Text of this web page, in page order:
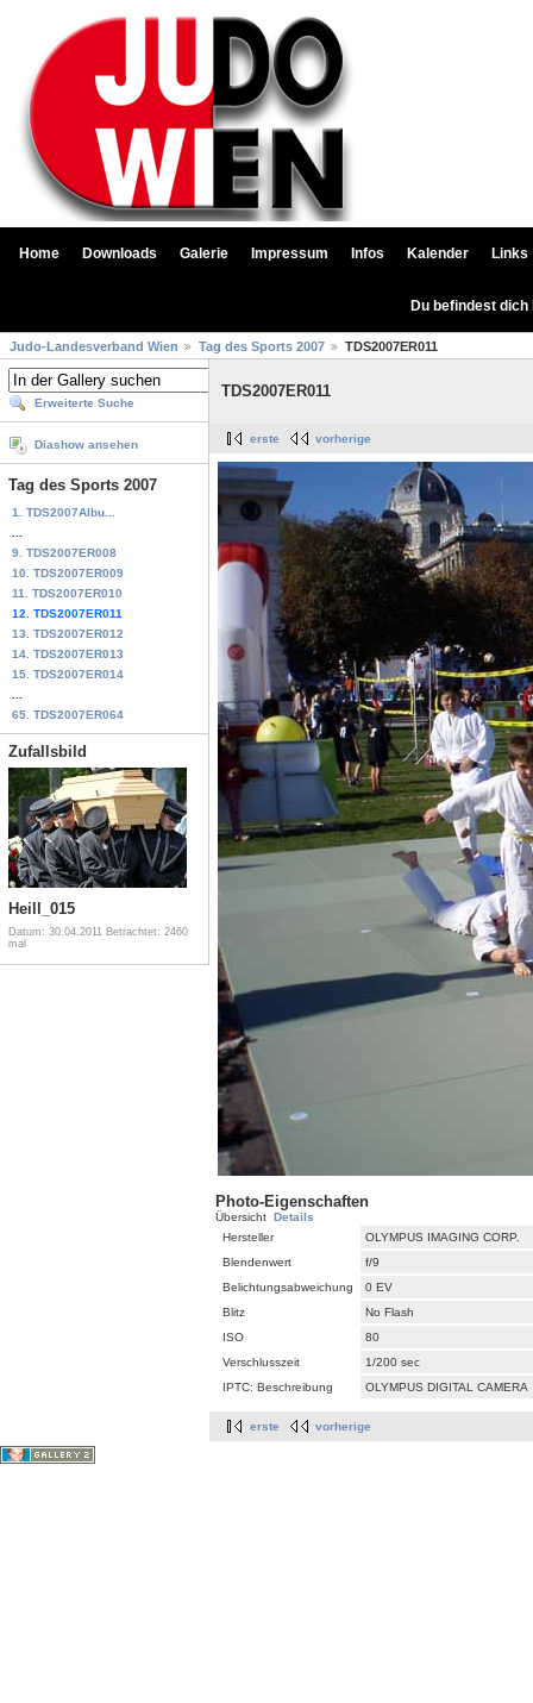
Home Downloads Galerie Impressum Infos Kalender Links
Du befindest
Judo-Landesverband Wien Tag des Sports 2007 TDS2007ER011
Erweiterte Suche
Diashow ansehen
Tag des Sports 2007
1. TDS2007Albu...
9. TDS2007ER008
10. TDS2007ER009
11. TDS2007ER010
12. TDS2007ER011
13. TDS2007ER012
14. TDS2007ER013
15. TDS2007ER014
65. TDS2007ER064
Zufallsbild
Heill_015
Datum: 30.04.2011 Betrachtet: 2460
mal
TDS2007ER011
erste vorherige
Photo-Eigenschaften
Übersicht Details
Hersteller
OLYMPUS IMAGING CORP.
Blendenwert
f/9
Belichtungsabweichung
0 EV
Blitz
No Flash
ISO
80
Verschlusszeit
1/200 sec
IPTC: Beschreibung
OLYMPUS DIGITAL CAMERA
erste vorherige